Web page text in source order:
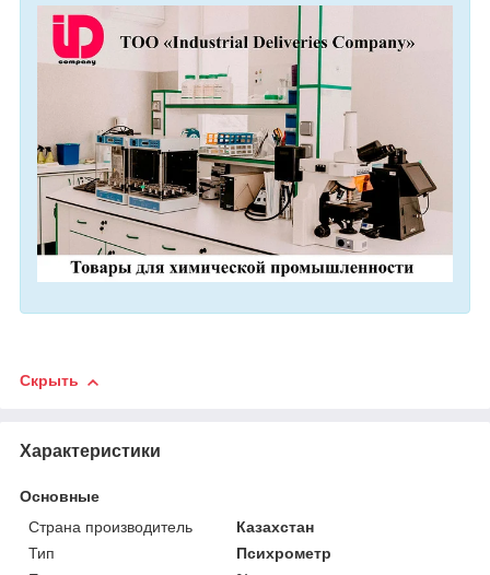
Скрыть
Характеристики
Основные
Страна производитель
Казахстан
Тип
Психрометр